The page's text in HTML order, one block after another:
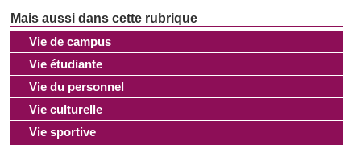
Vie de campus
Vie étudiante
Vie du personnel
Vie culturelle
Vie sportive